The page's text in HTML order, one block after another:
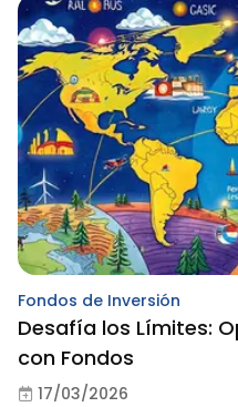
Fondos de Inversión
Desafía los Límites:
con Fondos
17/03/2026